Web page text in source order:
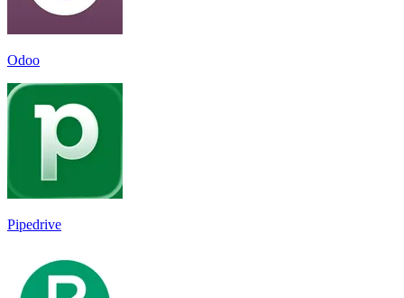
Odoo
Pipedrive